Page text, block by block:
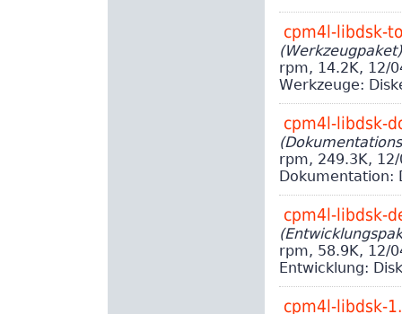
cpm4l-libdsk-
(Werkzeugpaket)
rpm, 14.2K, 12/
Werkzeuge:
cpm4l-libdsk-
rpm, 249.3K,
Dokumentation:
cpm4l-libdsk-
rpm, 58.9K, 12/
Entwicklung:
cpm4l-libdsk-